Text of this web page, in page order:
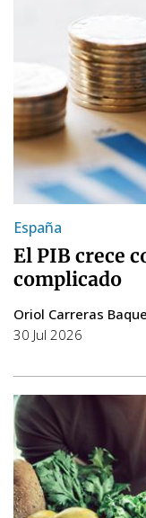
España
El PIB crece
complicado
Oriol Carreras
30 Jul 2026